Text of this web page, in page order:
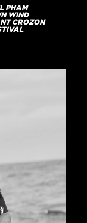
PHAM
WIND
CROZON